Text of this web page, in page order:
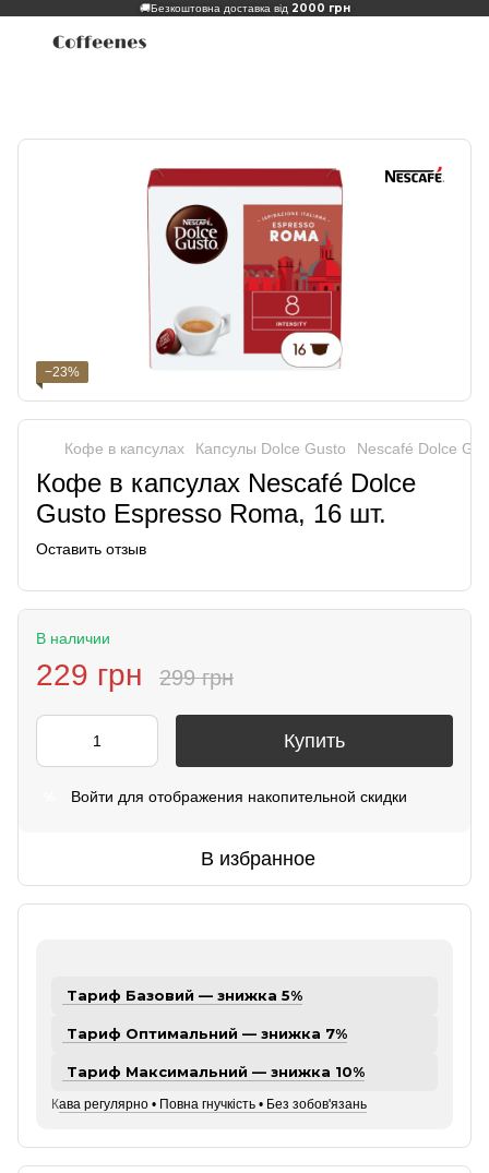
🚚Безкоштовна доставка від 2000 грн
−23%
Кофе в капсулах Капсулы Dolce Gusto Nescafé Dolce
Кофе в капсулах Nescafé Dolce
Gusto Espresso Roma, 16 шт.
Оставить отзыв
В наличии
229 грн 299 грн
Купить
Войти для отображения накопительной скидки
В избранное
Тариф Базовий — знижка 5%
Тариф Оптимальний — знижка 7%
Тариф Максимальний — знижка 10%
Кава регулярно • Повна гнучкість • Без зобов'язань